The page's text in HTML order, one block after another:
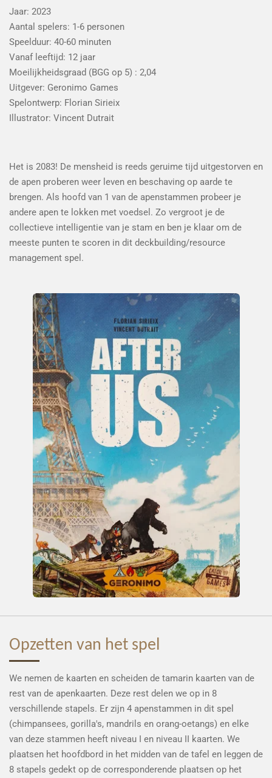
Jaar: 2023
Aantal spelers: 1-6 personen
Speelduur: 40-60 minuten
Vanaf leeftijd: 12 jaar
Moeilijkheidsgraad (BGG op 5) : 2,04
Uitgever: Geronimo Games
Spelontwerp: Florian Sirieix
Illustrator: Vincent Dutrait
Het is 2083! De mensheid is reeds geruime tijd uitgestorven en
de apen proberen weer leven en beschaving op aarde te
brengen. Als hoofd van 1 van de apenstammen probeer je
andere apen te lokken met voedsel. Zo vergroot je de
collectieve intelligentie van je stam en ben je klaar om de
meeste punten te scoren in dit deckbuilding/resource
management spel.
Opzetten van het spel
We nemen de kaarten en scheiden de tamarin kaarten van de
rest van de apenkaarten. Deze rest delen we op in 8
verschillende stapels. Er zijn 4 apenstammen in dit spel
(chimpansees, gorilla's, mandrils en orang-oetangs) en elke
van deze stammen heeft niveau I en niveau II kaarten. We
plaatsen het hoofdbord in het midden van de tafel en leggen de
8 stapels gedekt op de corresponderende plaatsen op het